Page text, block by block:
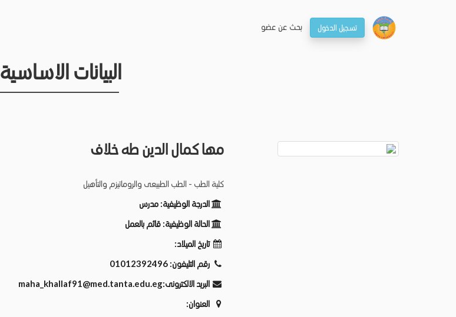
تسجيل الدخول بحـث عن عضو
البيانات الاساسية
مها كمال الدين طه خلاف
كلية الطب - الطب الطبيعى والروماتيزم والتأهيل
الدرجة الوظيفية:مدرس
الحالة الوظيفية:قائم بالعمل
تاريخ الميلاد:
رقم التليفون:01012392496
البريد الالكترونى:maha_khallaf91@med.tanta.edu.eg
العنوان: